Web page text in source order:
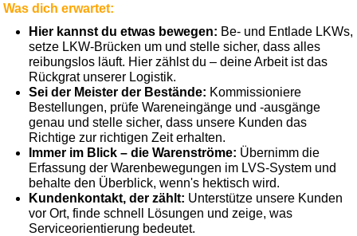
Was dich erwartet:
Hier kannst du etwas bewegen: Be- und Entlade LKWs,
setze LKW-Brücken um und stelle sicher, dass alles
reibungslos läuft. Hier zählst du – deine Arbeit ist das
Rückgrat unserer Logistik.
Sei der Meister der Bestände: Kommissioniere
Bestellungen, prüfe Wareneingänge und -ausgänge
genau und stelle sicher, dass unsere Kunden das
Richtige zur richtigen Zeit erhalten.
Immer im Blick – die Warenströme: Übernimm die
Erfassung der Warenbewegungen im LVS-System und
behalte den Überblick, wenn's hektisch wird.
Kundenkontakt, der zählt: Unterstütze unsere Kunden
vor Ort, finde schnell Lösungen und zeige, was
Serviceorientierung bedeutet.